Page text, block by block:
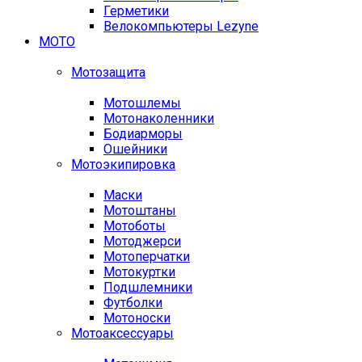
Герметики
Велокомпьютеры Lezyne
МОТО
Мотозащита
Мотошлемы
Мотонаколенники
Бодиарморы
Ошейники
Мотоэкипировка
Маски
Мотоштаны
Мотоботы
Мотоджерси
Мотоперчатки
Мотокуртки
Подшлемники
Футболки
Мотоноски
Мотоаксессуары